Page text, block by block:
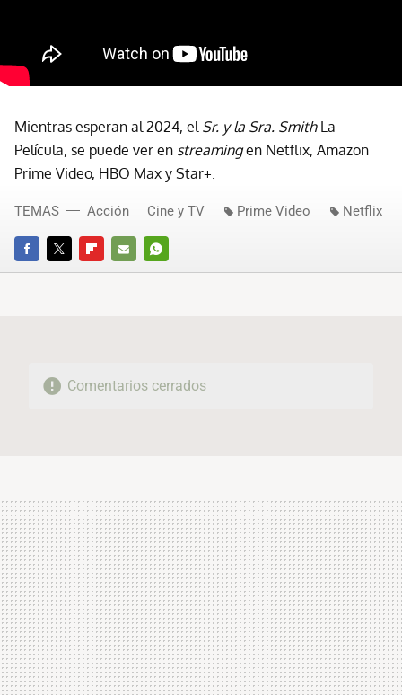
Mientras esperan al 2024, el Sr. y la Sra. SmithLa
Película, se puede ver en streamingen Netflix, Amazon
Prime Video, HBO Max y Star+.
FACEBOOKTWITTERFLIPBOARD
E-
WHATSAPP
TEMAS Acción Cine y TV Prime Video Netflix
Comentarios cerrados